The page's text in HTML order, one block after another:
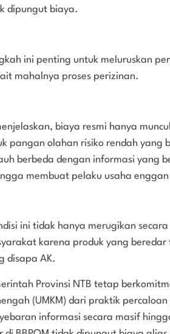
dipungut biaya.
ini penting untuk meluruskan
mahalnya proses perizinan.
biaya resmi hanya
pangan olahan risiko rendah yang
berbeda dengan informasi yang
membuat pelaku usaha
ini tidak hanya merugikan
karena produk yang
disapa AK.
Provinsi NTB tetap
(UMKM) dari praktik
informasi secara masif